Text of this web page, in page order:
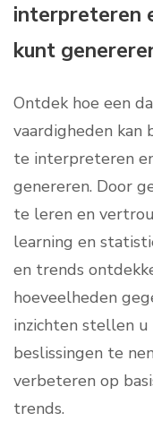
interpreteren
kunt
Ontdek hoe een
vaardigheden kan
te interpreteren
genereren. Door
te leren en
learning en
en trends
hoeveelheden
inzichten stellen
beslissingen te
verbeteren op
trends.